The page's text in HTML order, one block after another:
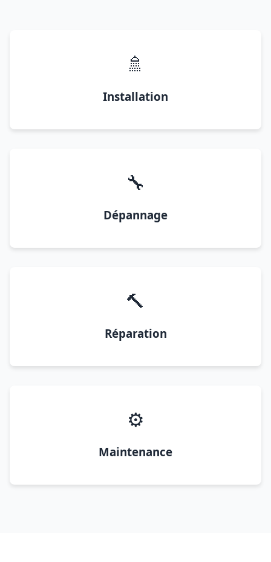
🚿
Installation
🔧
Dépannage
🔨
Réparation
⚙️
Maintenance